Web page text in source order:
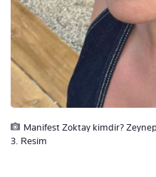
Manifest Zoktay kimdir?
3. Resim